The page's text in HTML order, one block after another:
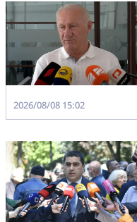
2026/08/08 15:02